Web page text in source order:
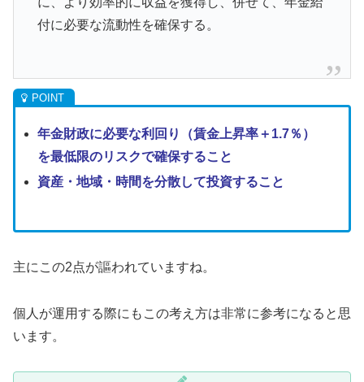
付に必要な流動性を確保する。
年金財政に必要な利回り（賃金上昇率＋1.7％）
を最低限のリスクで確保すること
資産・地域・時間を分散して投資すること
主にこの2点が謳われていますね。
個人が運用する際にもこの考え方は非常に参考になると思
います。